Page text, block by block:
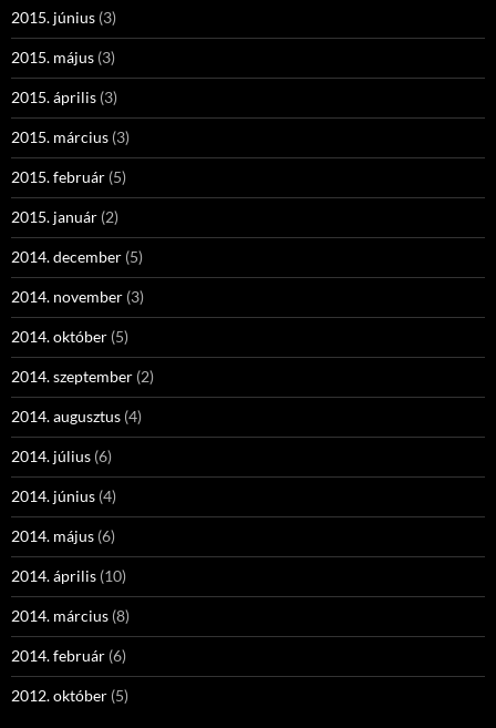
2015. június (3)
2015. május (3)
2015. április (3)
2015. március (3)
2015. február (5)
2015. január (2)
2014. december (5)
2014. november (3)
2014. október (5)
2014. szeptember (2)
2014. augusztus (4)
2014. július (6)
2014. június (4)
2014. május (6)
2014. április (10)
2014. március (8)
2014. február (6)
2012. október (5)